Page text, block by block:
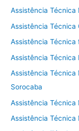
Assistência Técnica
Assistência Técnica
Assistência Técnica
Assistência Técnica
Assistência Técnica
Sorocaba
Assistência Técnica
Assistência Técnica